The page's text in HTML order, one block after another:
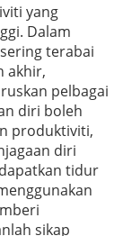
yang
Dalam
terabai
akhir,
pelbagai
diri boleh
produktiviti,
diri
tidur
sikap